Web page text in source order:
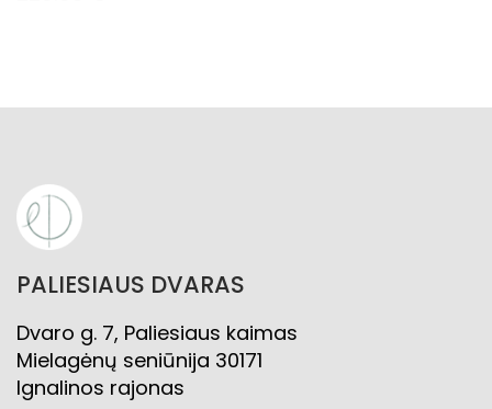
PALIESIAUS DVARAS
Dvaro g. 7, Paliesiaus kaimas
Mielagėnų seniūnija 30171
Ignalinos rajonas